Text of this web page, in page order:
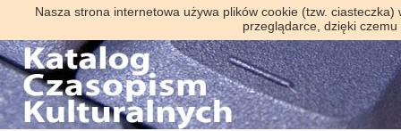
Nasza strona internetowa używa plików cookie (tzw.
przeglądarce, dzięki